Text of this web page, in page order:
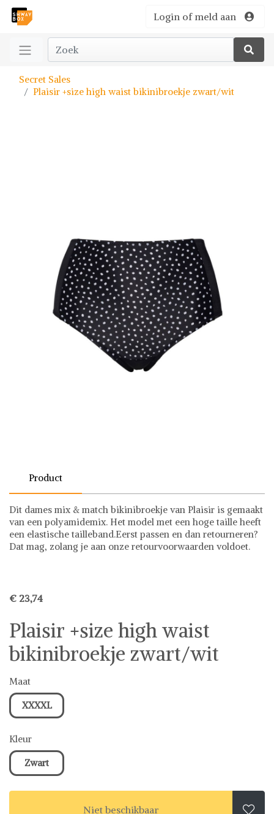
Login of meld aan
Secret Sales
Plaisir +size high waist bikinibroekje zwart/wit
Product
Dit dames mix & match bikinibroekje van Plaisir is gemaakt
van een polyamidemix. Het model met een hoge taille heeft
een elastische tailleband.Eerst passen en dan retourneren?
Dat mag, zolang je aan onze retourvoorwaarden voldoet.
€ 23,74
Plaisir +size high waist
bikinibroekje zwart/wit
Maat
XXXXL
Kleur
Zwart
Niet beschikbaar 